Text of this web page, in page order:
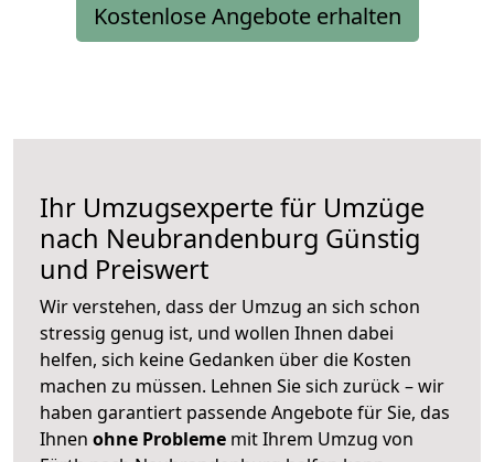
Kostenlose Angebote erhalten
Ihr Umzugsexperte für Umzüge
nach Neubrandenburg Günstig
und Preiswert
Wir verstehen, dass der Umzug an sich schon
stressig genug ist, und wollen Ihnen dabei
helfen, sich keine Gedanken über die Kosten
machen zu müssen. Lehnen Sie sich zurück – wir
haben garantiert passende Angebote für Sie, das
Ihnen ohne Probleme mit Ihrem Umzug von